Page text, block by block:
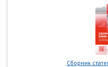
Сборник